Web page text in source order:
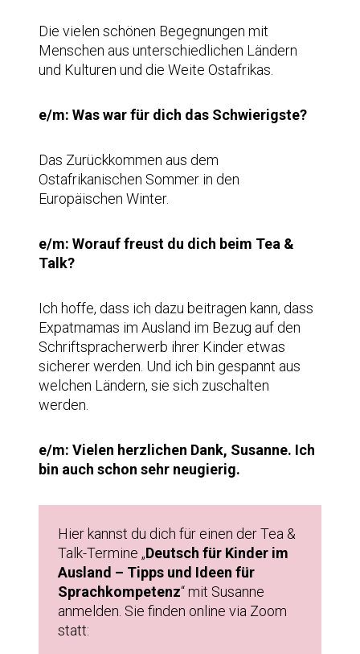
Die vielen schönen Begegnungen mit
Menschen aus unterschiedlichen Ländern
und Kulturen und die Weite Ostafrikas.
e/m: Was war für dich das Schwierigste?
Das Zurückkommen aus dem
Ostafrikanischen Sommer in den
Europäischen Winter.
e/m: Worauf freust du dich beim Tea &
Talk?
Ich hoffe, dass ich dazu beitragen kann, dass
Expatmamas im Ausland im Bezug auf den
Schriftspracherwerb ihrer Kinder etwas
sicherer werden. Und ich bin gespannt aus
welchen Ländern, sie sich zuschalten
werden.
e/m: Vielen herzlichen Dank, Susanne. Ich
bin auch schon sehr neugierig.
Hier kannst du dich für einen der Tea &
Talk-Termine „Deutsch für Kinder im
Ausland – Tipps und Ideen für
Sprachkompetenz“ mit Susanne
anmelden. Sie finden online via Zoom
statt: